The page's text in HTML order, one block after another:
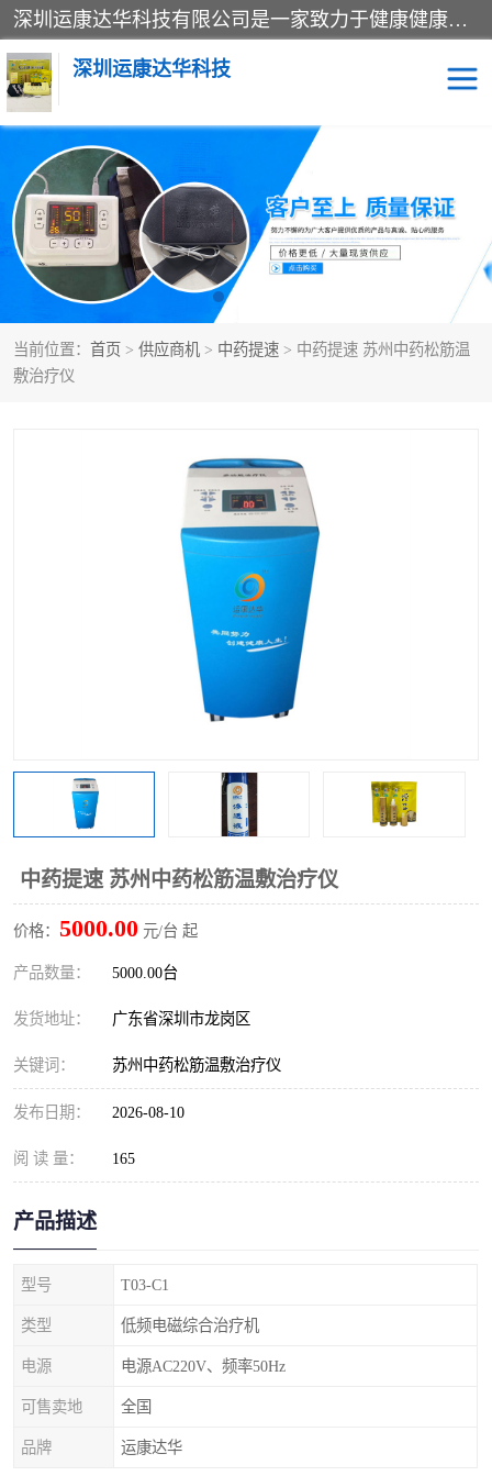
深圳运康达华科技有限公司是一家致力于健康健康产业的现代化企业，已经走过了15个春秋，开创了中医外用发展的新未来，是专业从事中医医疗仪器的研发、生产、销售、服务为一体的子公司，在医疗器械的设计、开发和生产方面率先引进国际先进技术和好的科技人员，先后开发出了场效应治疗仪、多功能治疗仪、颈椎治疗仪、腰椎治疗仪、增效垫等多个系列。
深圳运康达华科技
当前位置： 首页 > 供应商机 > 中药提速 > 中药提速 苏州中药松筋温
敷治疗仪
中药提速 苏州中药松筋温敷治疗仪
价格： 5000.00 元/台 起
产品数量： 5000.00台
发货地址： 广东省深圳市龙岗区
关键词： 苏州中药松筋温敷治疗仪
发布日期： 2026-08-10
阅 读 量： 165
产品描述
型号 T03-C1
类型 低频电磁综合治疗机
电源 电源AC220V、频率50Hz
可售卖地 全国
品牌 运康达华
多功能治疗仪 中药提速
中低频治疗仪 脉冲治疗仪
**腺治疗仪